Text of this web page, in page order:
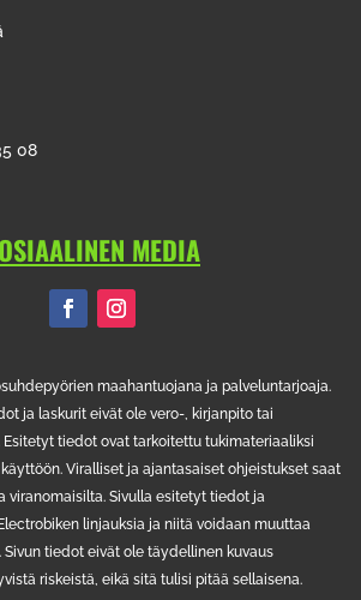
08
MEDIA
maahantuojana ja palveluntarjoaja.
ja laskurit eivät ole vero-, kirjanpito tai
tiedot ovat tarkoitettu tukimateriaaliksi
Viralliset ja ajantasaiset ohjeistukset saat
viranomaisilta. Sivulla esitetyt tiedot ja
linjauksia ja niitä voidaan muuttaa
tiedot eivät ole täydellinen kuvaus
riskeistä, eikä sitä tulisi pitää sellaisena.